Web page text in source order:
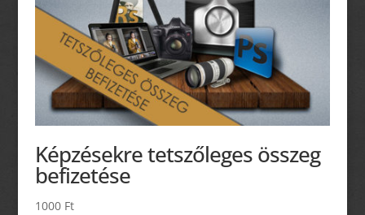
Képzésekre tetszőleges összeg
befizetése
1000 Ft